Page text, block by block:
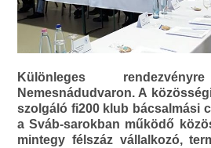
Különleges
Nemesnádudvaron. A
szolgáló fi200 klub bácsalmási
a Sváb-sarokban működő
mintegy félszáz vállalkozó,